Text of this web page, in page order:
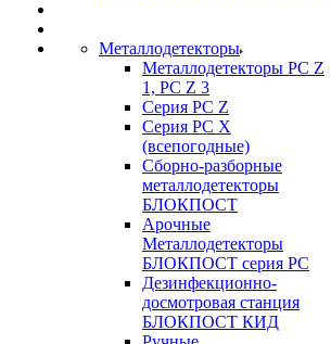
Металлодетекторы
Металлодетекторы РС Z
1, PC Z 3
Серия РС Z
Серия РС X
(всепогодные)
Сборно-разборные
металлодетекторы
БЛОКПОСТ
Арочные
Металлодетекторы
БЛОКПОСТ серия РС
Дезинфекционно-
досмотровая станция
БЛОКПОСТ КИД